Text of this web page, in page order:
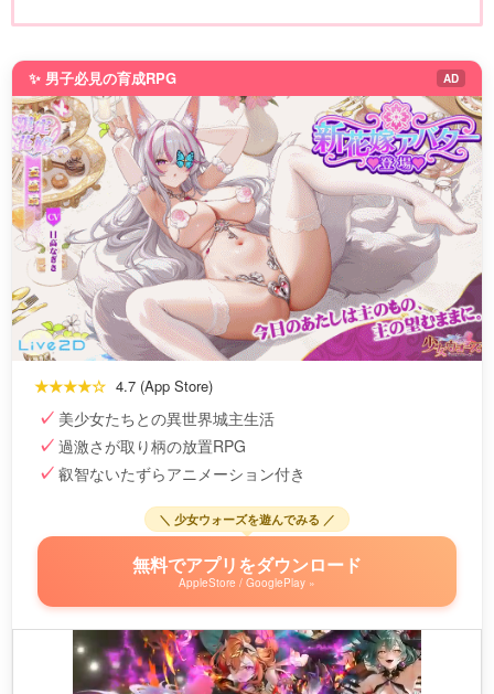
✨ 男子必見の育成RPG AD
★★★★☆ 4.7 (App Store)
美少女たちとの異世界城主生活
過激さが取り柄の放置RPG
叡智ないたずらアニメーション付き
＼ 少女ウォーズを遊んでみる ／
無料でアプリをダウンロード
AppleStore / GooglePlay »